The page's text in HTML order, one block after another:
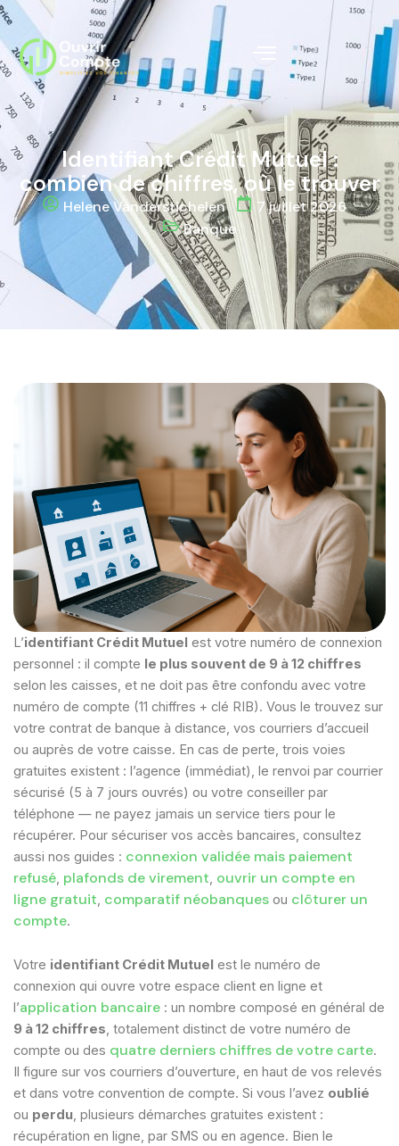
Identifiant Crédit Mutuel :
combien de chiffres, où le trouver
Helene Vanderstichelen
7 juillet 2026
Banque
L’identifiant Crédit Mutuel est votre numéro de connexion
personnel : il compte le plus souvent de 9 à 12 chiffres
selon les caisses, et ne doit pas être confondu avec votre
numéro de compte (11 chiffres + clé RIB). Vous le trouvez sur
votre contrat de banque à distance, vos courriers d’accueil
ou auprès de votre caisse. En cas de perte, trois voies
gratuites existent : l’agence (immédiat), le renvoi par courrier
sécurisé (5 à 7 jours ouvrés) ou votre conseiller par
téléphone — ne payez jamais un service tiers pour le
récupérer. Pour sécuriser vos accès bancaires, consultez
aussi nos guides : connexion validée mais paiement
refusé plafonds de virement ouvrir un compte en
ligne gratuit comparatif néobanques ou clôturer un
compte.
Votre identifiant Crédit Mutuel est le numéro de
connexion qui ouvre votre espace client en ligne et
l’application bancaire : un nombre composé en général de
9 à 12 chiffres, totalement distinct de votre numéro de
compte ou des quatre derniers chiffres de votre carte.
Il figure sur vos courriers d’ouverture, en haut de vos relevés
et dans votre convention de compte. Si vous l’avez oublié
ou perdu, plusieurs démarches gratuites existent :
récupération en ligne, par SMS ou en agence. Bien le